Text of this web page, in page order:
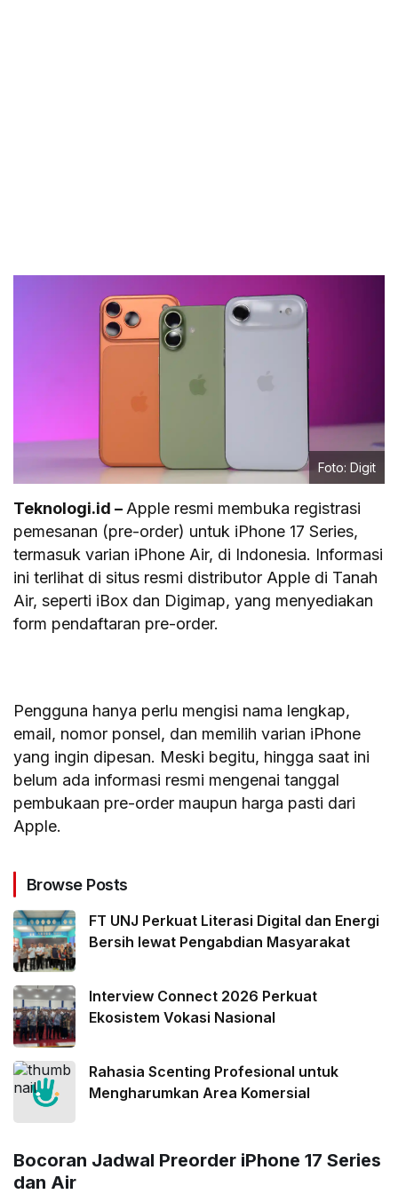
Foto: Digit
Teknologi.id – Apple resmi membuka registrasi
pemesanan (pre-order) untuk iPhone 17 Series,
termasuk varian iPhone Air, di Indonesia. Informasi
ini terlihat di situs resmi distributor Apple di Tanah
Air, seperti iBox dan Digimap, yang menyediakan
form pendaftaran pre-order.
Pengguna hanya perlu mengisi nama lengkap,
email, nomor ponsel, dan memilih varian iPhone
yang ingin dipesan. Meski begitu, hingga saat ini
belum ada informasi resmi mengenai tanggal
pembukaan pre-order maupun harga pasti dari
Apple.
Browse Posts
FT UNJ Perkuat Literasi Digital dan Energi
Bersih lewat Pengabdian Masyarakat
Interview Connect 2026 Perkuat
Ekosistem Vokasi Nasional
Rahasia Scenting Profesional untuk
Mengharumkan Area Komersial
Bocoran Jadwal Preorder iPhone 17 Series
dan Air